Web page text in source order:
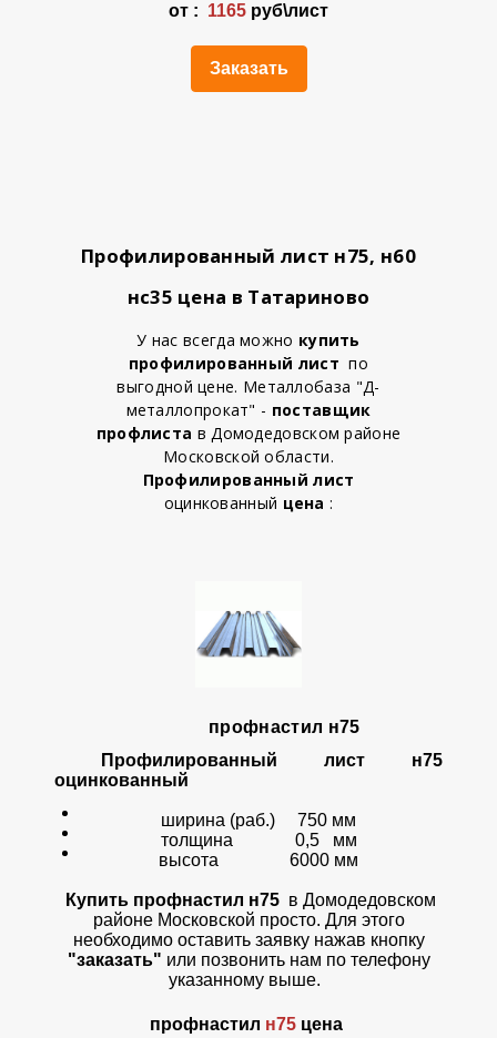
от : 1165 руб\лист
Заказать
Профилированный лист н75, н60
нс35 цена в Татариново
У нас всегда можно купить
профилированный лист по
выгодной цене. Металлобаза "Д-
металлопрокат" - поставщик
профлиста в Домодедовском районе
Московской области.
Профилированный лист
оцинкованный цена :
профнастил н75
Профилированный лист н75
оцинкованный
ширина (раб.) 750 мм
толщина 0,5 мм
высота 6000 мм
Купить профнастил н75 в Домодедовском
районе Московской просто. Для этого
необходимо оставить заявку нажав кнопку
"заказать" или позвонить нам по телефону
указанному выше.
профнастил н75 цена